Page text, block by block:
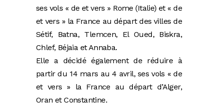
ses vols « de et vers » Rome (Italie) et « de
et vers » la France au départ des villes de
Sétif, Batna, Tlemcen, El Oued, Biskra,
Chlef, Béjaia et Annaba.
Elle a décidé également de réduire à
partir du 14 mars au 4 avril, ses vols « de
et vers » la France au départ d’Alger,
Oran et Constantine.